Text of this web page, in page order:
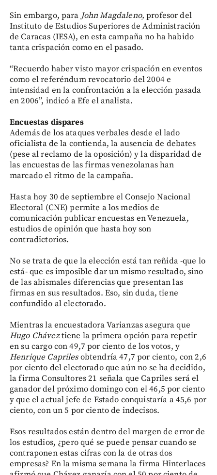
Sin embargo, para John Magdaleno, profesor del
Instituto de Estudios Superiores de Administración
de Caracas (IESA), en esta campaña no ha habido
tanta crispación como en el pasado.
“Recuerdo haber visto mayor crispación en eventos
como el referéndum revocatorio del 2004 e
intensidad en la confrontación a la elección pasada
en 2006”, indicó a Efe el analista.
Encuestas dispares
Además de los ataques verbales desde el lado
oficialista de la contienda, la ausencia de debates
(pese al reclamo de la oposición) y la disparidad de
las encuestas de las firmas venezolanas han
marcado el ritmo de la campaña.
Hasta hoy 30 de septiembre el Consejo Nacional
Electoral (CNE) permite a los medios de
comunicación publicar encuestas en Venezuela,
estudios de opinión que hasta hoy son
contradictorios.
No se trata de que la elección está tan reñida -que lo
está- que es imposible dar un mismo resultado, sino
de las abismales diferencias que presentan las
firmas en sus resultados. Eso, sin duda, tiene
confundido al electorado.
Mientras la encuestadora Varianzas asegura que
Hugo Cháveztiene la primera opción para repetir
en su cargo con 49,7 por ciento de los votos, y
Henrique Caprilesobtendría 47,7 por ciento, con 2,6
por ciento del electorado que aún no se ha decidido,
la firma Consultores 21 señala que Capriles será el
ganador del próximo domingo con el 46,5 por ciento
y que el actual jefe de Estado conquistaría a 45,6 por
ciento, con un 5 por ciento de indecisos.
Esos resultados están dentro del margen de error de
los estudios, ¿pero qué se puede pensar cuando se
contraponen estas cifras con la de otras dos
empresas? En la misma semana la firma Hinterlaces